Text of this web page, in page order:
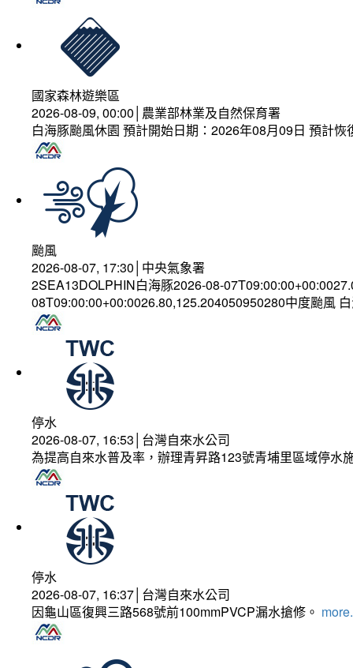
國家森林遊樂區
2026-08-09, 00:00│農業部林業及自然保育署
白海豚颱風休園 預計開始日期：2026年08月09日 預計
颱風
2026-08-07, 17:30│中央氣象署
2SEA13DOLPHIN白海豚2026-08-
08T09:00:00+00:0026.80,125.204050950280中度颱風
停水
2026-08-07, 16:53│台灣自來水公司
為提高自來水普及率，辦理青昇路123號青埔里區域停水
停水
2026-08-07, 16:37│台灣自來水公司
因龜山區復興三路568號前100mmPVCP漏水搶修。